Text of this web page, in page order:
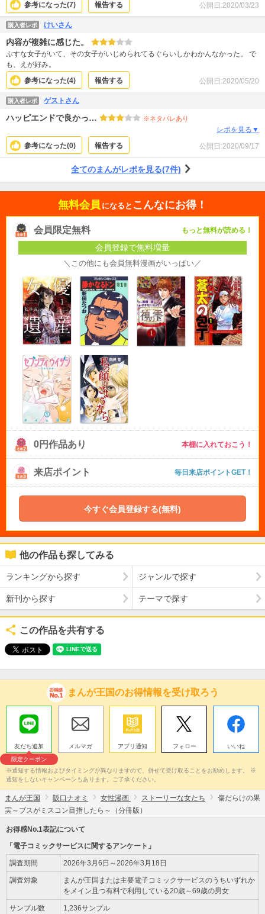
参考になった(7) 報告する 公開日:2020/03/23
購入者レポ けいさん
内容が複雑に感じた。
ぶすな女子がいて、その女子がいじめられてるぐらいしかわかんなかった。 で
も、えが好み。
参考になった(4) 報告する 公開日:2020/05/20
購入者レポ ゲストさん
ハッピエンドで良かっ… ※ネタバレあり
レポを見る▼
参考になった(0) 報告する 公開日:2020/09/17
全てのまんがレポを見る(7件)
無料会員 になると こんなにお得！
会員限定無料 もっと無料が読める！
会員登録で無料増量
＼この他にも会員無料漫画がいっぱい／
0円作品あり 本棚に入れておこう！
来店ポイント 毎日来店ポイントGET！
今すぐ会員登録する(無料)
他の作品も探してみる
ランキングから探す ジャンルで探す
新刊から探す テーマで探す
この作品を共有する
まんが王国のお得情報を受け取ろう
友だち追加
限定クーポン
メルマガ アプリ通知 フォロー いいね
※通知する情報およびタイミングが異なりますので、併せて受け取ることをお勧めします。 ※
通知をしないキャンペーンもあります。ご了承ください。
まんが王国 阪口ナオミ 女性漫画 ストーリーな女たち
傷だらけの果
実～ブスがミスコン目指したら～（分冊版）
お得感No.1表記について
「電子コミックサービスに関するアンケート」
調査期間 2026年3月6日～2026年3月18日
調査対象
まんが王国または主要電子コミックサービスのうちいずれか
をメイン且つ有料で利用している20歳～69歳の男女
サンプル数 1,236サンプル